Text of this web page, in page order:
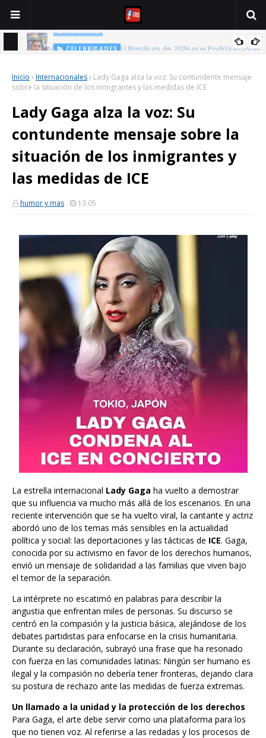
OPERACIÓN FURIA ÉPICA: El Ultimátum de 2026 que Podría Romper
CELEBRIDADES
el discurso que conmovió al mundo
Inicio Internacionales
Lady Gaga alza la voz: Su contundente mensaje
sobre la situación de los inmigrantes y las medidas de ICE
Lady Gaga alza la voz: Su
contundente mensaje sobre la
situación de los inmigrantes y
las medidas de ICE
humor y mas 13:05
La estrella internacional Lady Gaga ha vuelto a demostrar
que su influencia va mucho más allá de los escenarios. En una
reciente intervención que se ha vuelto viral, la cantante y actriz
abordó uno de los temas más sensibles en la actualidad
política y social: las deportaciones y las tácticas de ICE. Gaga,
conocida por su activismo en favor de los derechos humanos,
envió un mensaje de solidaridad a las familias que viven bajo
el temor de la separación.
La intérprete no escatimó en palabras para describir la
angustia que enfrentan miles de personas. Su discurso se
centró en la compasión y la justicia básica, alejándose de los
debates partidistas para enfocarse en la crisis humanitaria.
Durante su declaración, subrayó una frase que ha resonado
con fuerza en las comunidades latinas: Ningún ser humano es
ilegal y la compasión no debería tener fronteras, dejando clara
su postura de rechazo ante las medidas de fuerza extremas.
Un llamado a la unidad y la protección de los derechos
Para Gaga, el arte debe servir como una plataforma para los
que no tienen voz. Al referirse a las redadas y los procesos de